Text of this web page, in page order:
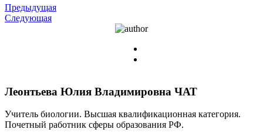
Предыдущая
Следующая
Леонтьева Юлия Владимировна ЧАТ
Учитель биологии. Высшая квалификационная категория.
Почетный работник сферы образования РФ.